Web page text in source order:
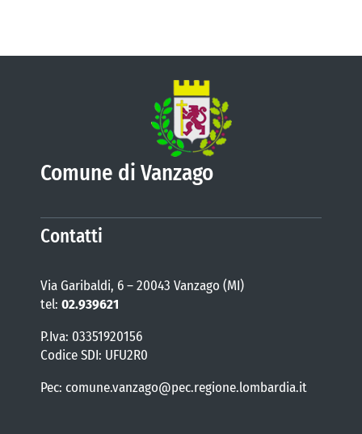
Comune di Vanzago
Contatti
Via Garibaldi, 6 – 20043 Vanzago (MI)
tel: 02.939621
P.Iva: 03351920156
Codice SDI: UFU2R0
Pec: comune.vanzago@pec.regione.lombardia.it